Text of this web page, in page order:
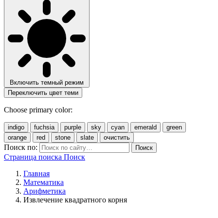
Включить темный режим
Переключить цвет теми
Choose primary color:
indigo fuchsia purple sky cyan emerald
green
orange
red stone slate очистить
Поиск по: Поиск
Страница поиска Поиск
Главная
Математика
Арифметика
Извлечение квадратного корня